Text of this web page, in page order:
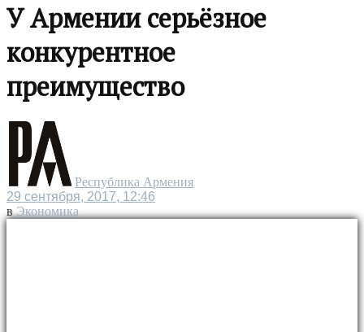
У Армении серьёзное
конкурентное
преимущество
Республика Армения
29 сентября, 2017, 12:46
в Экономика